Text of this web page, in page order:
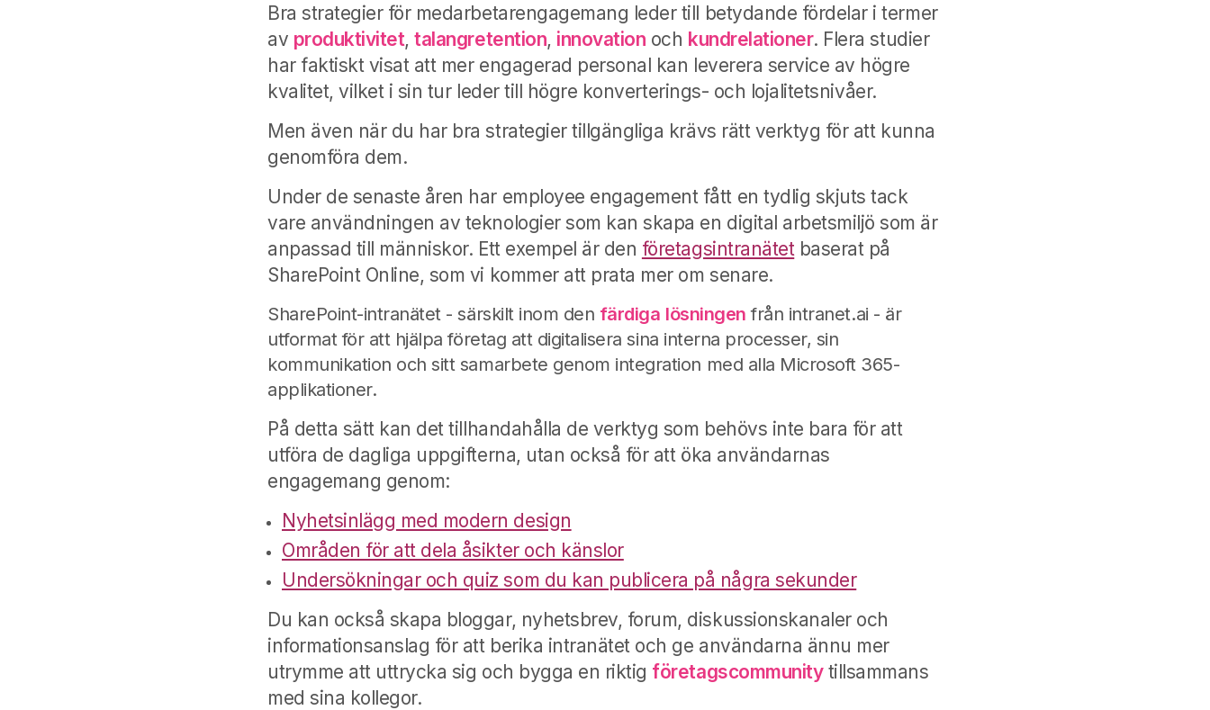
Bra strategier för medarbetarengagemang leder till betydande fördelar i termer
av produktivitet,talangretention, innovation och kundrelationer. Flera studier
har faktiskt visat att mer engagerad personal kan leverera service av högre
kvalitet, vilket i sin tur leder till högre konverterings- och lojalitetsnivåer.
Men även när du har bra strategier tillgängliga krävs rätt verktyg för att kunna
genomföra dem.
Under de senaste åren har employee engagement fått en tydlig skjuts tack
vare användningen av teknologier som kan skapa en digital arbetsmiljö som är
anpassad till människor. Ett exempel är den företagsintranätetbaserat på
SharePoint Online, som vi kommer att prata mer om senare.
SharePoint-intranätet - särskilt inom den färdiga lösningen från intranet.ai - är
utformat för att hjälpa företag att digitalisera sina interna processer, sin
kommunikation och sitt samarbete genom integration med alla Microsoft 365-
applikationer.
På detta sätt kan det tillhandahålla de verktyg som behövs inte bara för att
utföra de dagliga uppgifterna, utan också för att öka användarnas
engagemang genom:
Nyhetsinlägg med modern design
Områden för att dela åsikter och känslor
Undersökningar och quiz som du kan publicera på några sekunder
Du kan också skapa bloggar, nyhetsbrev, forum, diskussionskanaler och
informationsanslag för att berika intranätet och ge användarna ännu mer
utrymme att uttrycka sig och bygga en riktig företagscommunitytillsammans
med sina kollegor.